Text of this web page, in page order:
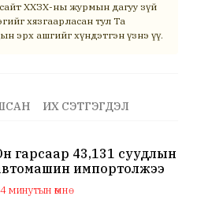
ХХЗХ-ны журмын дагуу зүй
хязгаарласан тул Та
эрх ашгийг хүндэтгэн үзнэ үү.
ИХ СЭТГЭГДЭЛ
гарсаар 43,131 суудлын
импортолжээ
минутын өмнө